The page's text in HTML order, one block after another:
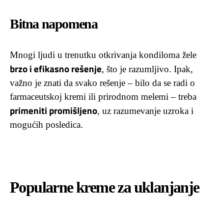
Bitna napomena
Mnogi ljudi u trenutku otkrivanja kondiloma žele
brzo i efikasno rešenje, što je razumljivo. Ipak,
važno je znati da svako rešenje – bilo da se radi o
farmaceutskoj kremi ili prirodnom melemi – treba
primeniti promišljeno, uz razumevanje uzroka i
mogućih posledica.
Popularne kreme za uklanjanje